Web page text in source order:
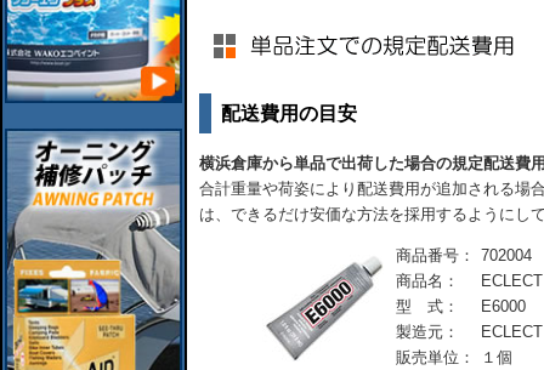
配送費用の目安
横浜倉庫から単品で出荷した場合の規定配送費
合計重量や荷姿により配送費用が追加される場
は、できるだけ安価な方法を採用するようにし
商品番号：
702004
商品名：
型 式：
E6000
製造元：
販売単位：
１個